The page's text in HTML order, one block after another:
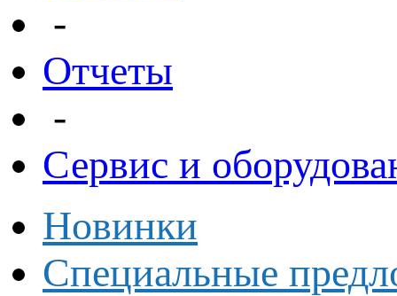
-
Отчеты
-
Сервис и
Новинки
Специальные